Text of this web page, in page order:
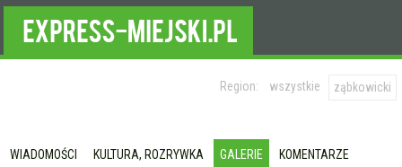
Region: wszystkie ząbkowicki
WIADOMOŚCI KULTURA, ROZRYWKA GALERIE KOMENTARZE